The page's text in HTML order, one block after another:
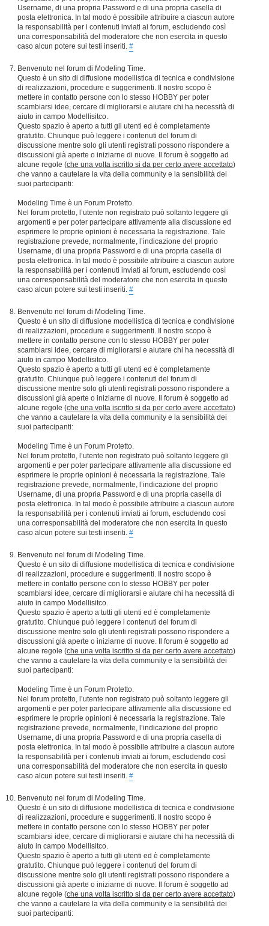
Username, di una propria Password e di una propria casella di
posta elettronica. In tal modo è possibile attribuire a ciascun autore
la responsabilità per i contenuti inviati ai forum, escludendo così
una corresponsabilità del moderatore che non esercita in questo
caso alcun potere sui testi inseriti. #
Benvenuto nel forum di Modeling Time.
Questo è un sito di diffusione modellistica di tecnica e condivisione
di realizzazioni, procedure e suggerimenti. Il nostro scopo è
mettere in contatto persone con lo stesso HOBBY per poter
scambiarsi idee, cercare di migliorarsi e aiutare chi ha necessità di
aiuto in campo Modellisitco.
Questo spazio è aperto a tutti gli utenti ed è completamente
gratutito. Chiunque può leggere i contenuti del forum di
discussione mentre solo gli utenti registrati possono rispondere a
discussioni già aperte o iniziarne di nuove. Il forum è soggetto ad
alcune regole (che una volta iscritto si da per certo avere accettato)
che vanno a cautelare la vita della community e la sensibilità dei
suoi partecipanti:
Modeling Time è un Forum Protetto.
Nel forum protetto, l’utente non registrato può soltanto leggere gli
argomenti e per poter partecipare attivamente alla discussione ed
esprimere le proprie opinioni è necessaria la registrazione. Tale
registrazione prevede, normalmente, l’indicazione del proprio
Username, di una propria Password e di una propria casella di
posta elettronica. In tal modo è possibile attribuire a ciascun autore
la responsabilità per i contenuti inviati ai forum, escludendo così
una corresponsabilità del moderatore che non esercita in questo
caso alcun potere sui testi inseriti. #
Benvenuto nel forum di Modeling Time.
Questo è un sito di diffusione modellistica di tecnica e condivisione
di realizzazioni, procedure e suggerimenti. Il nostro scopo è
mettere in contatto persone con lo stesso HOBBY per poter
scambiarsi idee, cercare di migliorarsi e aiutare chi ha necessità di
aiuto in campo Modellisitco.
Questo spazio è aperto a tutti gli utenti ed è completamente
gratutito. Chiunque può leggere i contenuti del forum di
discussione mentre solo gli utenti registrati possono rispondere a
discussioni già aperte o iniziarne di nuove. Il forum è soggetto ad
alcune regole (che una volta iscritto si da per certo avere accettato)
che vanno a cautelare la vita della community e la sensibilità dei
suoi partecipanti:
Modeling Time è un Forum Protetto.
Nel forum protetto, l’utente non registrato può soltanto leggere gli
argomenti e per poter partecipare attivamente alla discussione ed
esprimere le proprie opinioni è necessaria la registrazione. Tale
registrazione prevede, normalmente, l’indicazione del proprio
Username, di una propria Password e di una propria casella di
posta elettronica. In tal modo è possibile attribuire a ciascun autore
la responsabilità per i contenuti inviati ai forum, escludendo così
una corresponsabilità del moderatore che non esercita in questo
caso alcun potere sui testi inseriti. #
Benvenuto nel forum di Modeling Time.
Questo è un sito di diffusione modellistica di tecnica e condivisione
di realizzazioni, procedure e suggerimenti. Il nostro scopo è
mettere in contatto persone con lo stesso HOBBY per poter
scambiarsi idee, cercare di migliorarsi e aiutare chi ha necessità di
aiuto in campo Modellisitco.
Questo spazio è aperto a tutti gli utenti ed è completamente
gratutito. Chiunque può leggere i contenuti del forum di
discussione mentre solo gli utenti registrati possono rispondere a
discussioni già aperte o iniziarne di nuove. Il forum è soggetto ad
alcune regole (che una volta iscritto si da per certo avere accettato)
che vanno a cautelare la vita della community e la sensibilità dei
suoi partecipanti:
Modeling Time è un Forum Protetto.
Nel forum protetto, l’utente non registrato può soltanto leggere gli
argomenti e per poter partecipare attivamente alla discussione ed
esprimere le proprie opinioni è necessaria la registrazione. Tale
registrazione prevede, normalmente, l’indicazione del proprio
Username, di una propria Password e di una propria casella di
posta elettronica. In tal modo è possibile attribuire a ciascun autore
la responsabilità per i contenuti inviati ai forum, escludendo così
una corresponsabilità del moderatore che non esercita in questo
caso alcun potere sui testi inseriti. #
Benvenuto nel forum di Modeling Time.
Questo è un sito di diffusione modellistica di tecnica e condivisione
di realizzazioni, procedure e suggerimenti. Il nostro scopo è
mettere in contatto persone con lo stesso HOBBY per poter
scambiarsi idee, cercare di migliorarsi e aiutare chi ha necessità di
aiuto in campo Modellisitco.
Questo spazio è aperto a tutti gli utenti ed è completamente
gratutito. Chiunque può leggere i contenuti del forum di
discussione mentre solo gli utenti registrati possono rispondere a
discussioni già aperte o iniziarne di nuove. Il forum è soggetto ad
alcune regole (che una volta iscritto si da per certo avere accettato)
che vanno a cautelare la vita della community e la sensibilità dei
suoi partecipanti: